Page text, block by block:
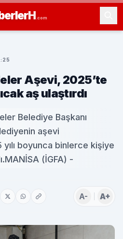
H .com
Aşevi, 2025’te
aş ulaştırdı
Belediye Başkanı
aşevi
yılı boyunca binlerce kişiye
(İGFA) -
A- A+